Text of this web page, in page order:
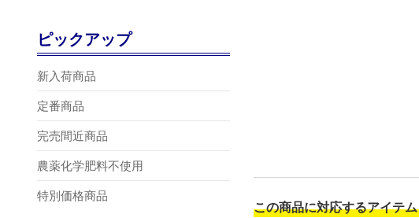
この商品に対応するアイテム
ピックアップ
新入荷商品
定番商品
完売間近商品
農薬化学肥料不使用
特別価格商品